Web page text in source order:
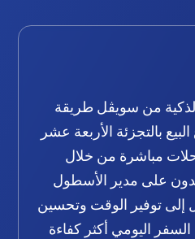
من سويڤل طريقة
بالتجزئة الأربعة عشر
مباشرة من خلال
على مدير الأسطول
إلى توفير الوقت وتحسين
السفر اليومي أكثر كفاءة